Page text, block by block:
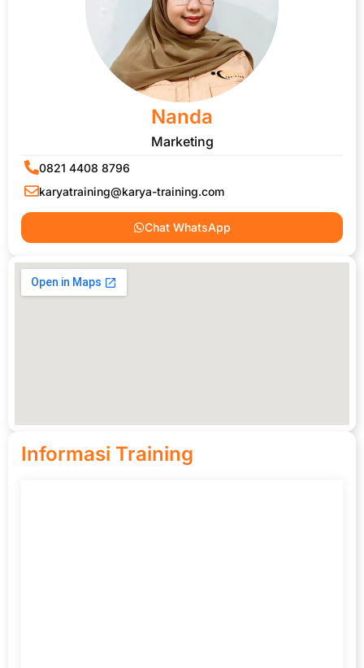
Nanda
Marketing
0821 4408 8796
karyatraining@karya-training.com
Chat WhatsApp
Informasi Training